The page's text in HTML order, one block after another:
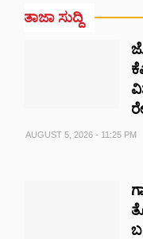
ತಾಜಾ ಸುದ್ದಿ
AUGUST 5, 2026 - 11:25 PM